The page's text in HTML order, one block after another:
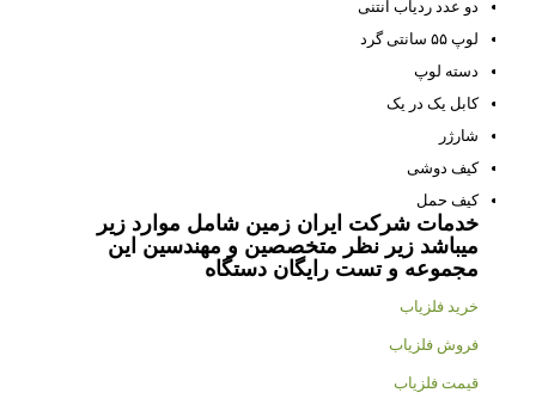
دو عدد ردیاب آنتنی
لوپ ۵۵ سانتی گرد
دسته لوپ
کابل یک در یک
شارژر
کیف دوشی
کیف حمل
خدمات شرکت ایران زمین شامل موارد زیر
میباشد زیر نظر متخصصین و مهندسین این
مجموعه و تست رایگان دستگاه
خرید فلزیاب
فروش فلزیاب
قیمت فلزیاب